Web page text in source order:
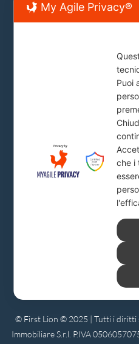
Via A. Solari, 19
info@firstlion.it
© First Lion © 2025 | Tutti i diritti
Immobiliare S.r.l. P.IVA
My Agile Privacy®
Puoi
che i